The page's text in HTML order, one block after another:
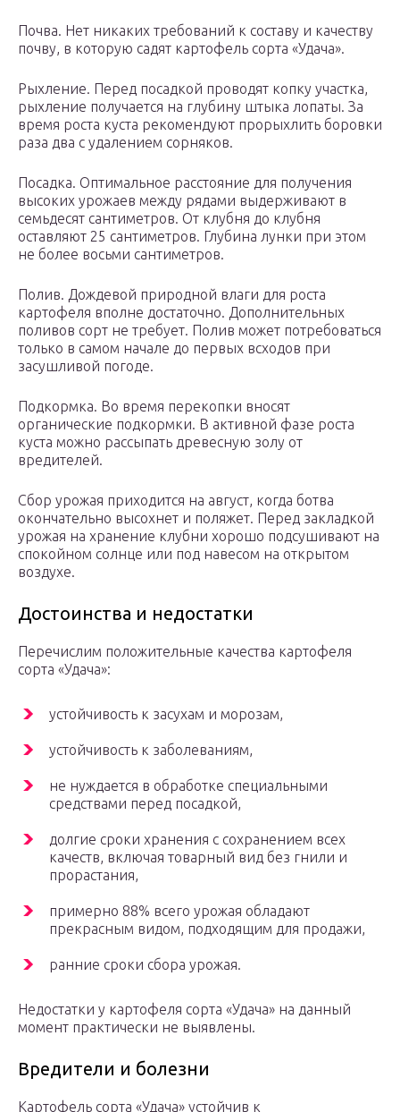
Почва. Нет никаких требований к составу и качеству
почву, в которую садят картофель сорта «Удача».
Рыхление. Перед посадкой проводят копку участка,
рыхление получается на глубину штыка лопаты. За
время роста куста рекомендуют прорыхлить боровки
раза два с удалением сорняков.
Посадка. Оптимальное расстояние для получения
высоких урожаев между рядами выдерживают в
семьдесят сантиметров. От клубня до клубня
оставляют 25 сантиметров. Глубина лунки при этом
не более восьми сантиметров.
Полив. Дождевой природной влаги для роста
картофеля вполне достаточно. Дополнительных
поливов сорт не требует. Полив может потребоваться
только в самом начале до первых всходов при
засушливой погоде.
Подкормка. Во время перекопки вносят
органические подкормки. В активной фазе роста
куста можно рассыпать древесную золу от
вредителей.
Сбор урожая приходится на август, когда ботва
окончательно высохнет и поляжет. Перед закладкой
урожая на хранение клубни хорошо подсушивают на
спокойном солнце или под навесом на открытом
воздухе.
Достоинства и недостатки
Перечислим положительные качества картофеля
сорта «Удача»:
устойчивость к засухам и морозам,
устойчивость к заболеваниям,
не нуждается в обработке специальными
средствами перед посадкой,
долгие сроки хранения с сохранением всех
качеств, включая товарный вид без гнили и
прорастания,
примерно 88% всего урожая обладают
прекрасным видом, подходящим для продажи,
ранние сроки сбора урожая.
Недостатки у картофеля сорта «Удача» на данный
момент практически не выявлены.
Вредители и болезни
Картофель сорта «Удача» устойчив к